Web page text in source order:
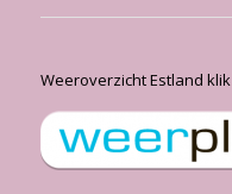
Weeroverzicht Estland klik